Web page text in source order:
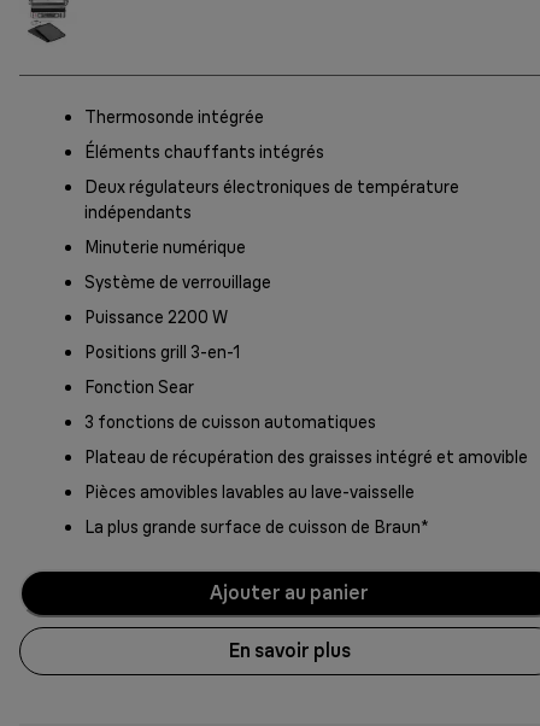
Thermosonde intégrée
Éléments chauffants intégrés
Deux régulateurs électroniques de température
indépendants
Minuterie numérique
Système de verrouillage
Puissance 2200 W
Positions grill 3-en-1
Fonction Sear
3 fonctions de cuisson automatiques
Plateau de récupération des graisses intégré et amovible
Pièces amovibles lavables au lave-vaisselle
La plus grande surface de cuisson de Braun*
Ajouter au panier
En savoir plus